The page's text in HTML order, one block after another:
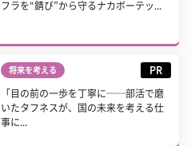
フラを“錆び”から守るナカボーテッ...
将来を考える PR
「目の前の一歩を丁寧に──部活で磨
いたタフネスが、国の未来を考える仕
事に...